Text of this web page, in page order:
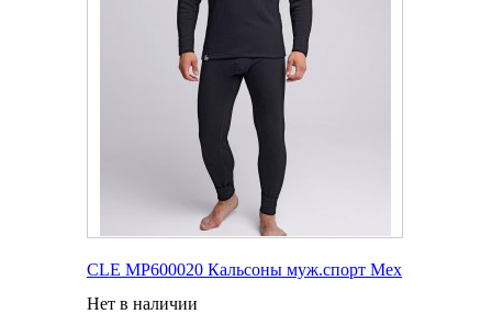
CLE MP600020 Кальсоны муж.спорт Мех
Нет в наличии